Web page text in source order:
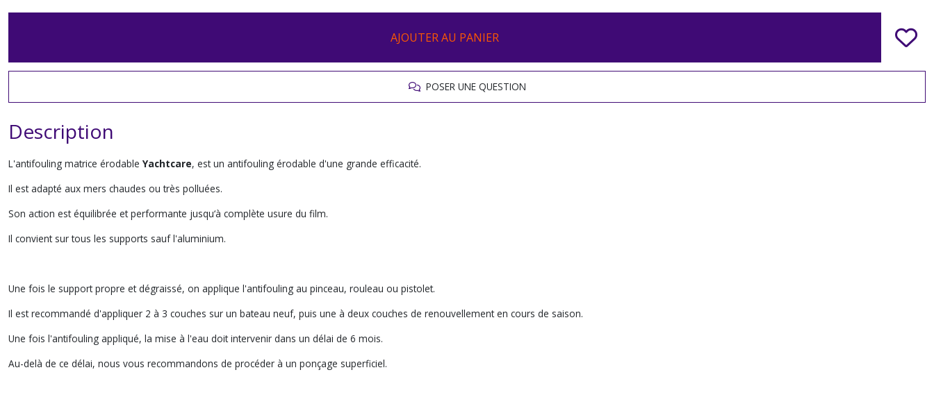
AJOUTER AU PANIER
POSER UNE QUESTION
Description
L'antifouling matrice érodable Yachtcare, est un antifouling érodable d'une grande efficacité.
Il est adapté aux mers chaudes ou très polluées.
Son action est équilibrée et performante jusqu‘à complète usure du film.
Il convient sur tous les supports sauf l'aluminium.
Une fois le support propre et dégraissé, on applique l'antifouling au pinceau, rouleau ou pistolet.
Il est recommandé d'appliquer 2 à 3 couches sur un bateau neuf, puis une à deux couches de renouvellement en cours de saison.
Une fois l'antifouling appliqué, la mise à l'eau doit intervenir dans un délai de 6 mois.
Au-delà de ce délai, nous vous recommandons de procéder à un ponçage superficiel.